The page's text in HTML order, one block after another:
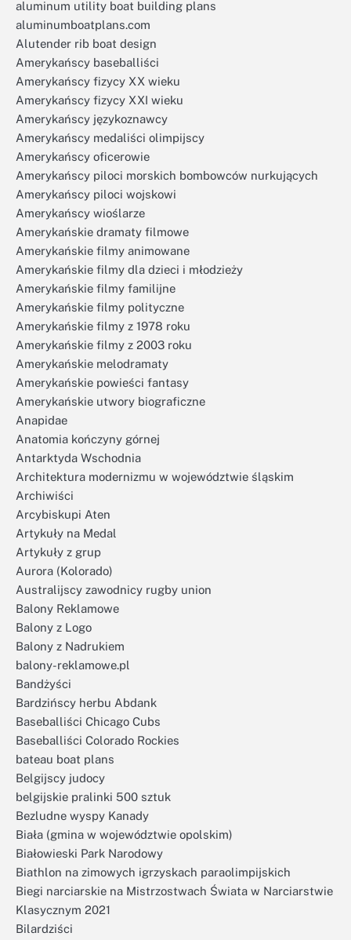
aluminum utility boat building plans
aluminumboatplans.com
Alutender rib boat design
Amerykańscy baseballiści
Amerykańscy fizycy XX wieku
Amerykańscy fizycy XXI wieku
Amerykańscy językoznawcy
Amerykańscy medaliści olimpijscy
Amerykańscy oficerowie
Amerykańscy piloci morskich bombowców nurkujących
Amerykańscy piloci wojskowi
Amerykańscy wioślarze
Amerykańskie dramaty filmowe
Amerykańskie filmy animowane
Amerykańskie filmy dla dzieci i młodzieży
Amerykańskie filmy familijne
Amerykańskie filmy polityczne
Amerykańskie filmy z 1978 roku
Amerykańskie filmy z 2003 roku
Amerykańskie melodramaty
Amerykańskie powieści fantasy
Amerykańskie utwory biograficzne
Anapidae
Anatomia kończyny górnej
Antarktyda Wschodnia
Architektura modernizmu w województwie śląskim
Archiwiści
Arcybiskupi Aten
Artykuły na Medal
Artykuły z grup
Aurora (Kolorado)
Australijscy zawodnicy rugby union
Balony Reklamowe
Balony z Logo
Balony z Nadrukiem
balony-reklamowe.pl
Bandżyści
Bardzińscy herbu Abdank
Baseballiści Chicago Cubs
Baseballiści Colorado Rockies
bateau boat plans
Belgijscy judocy
belgijskie pralinki 500 sztuk
Bezludne wyspy Kanady
Biała (gmina w województwie opolskim)
Białowieski Park Narodowy
Biathlon na zimowych igrzyskach paraolimpijskich
Biegi narciarskie na Mistrzostwach Świata w Narciarstwie
Klasycznym 2021
Bilardziści